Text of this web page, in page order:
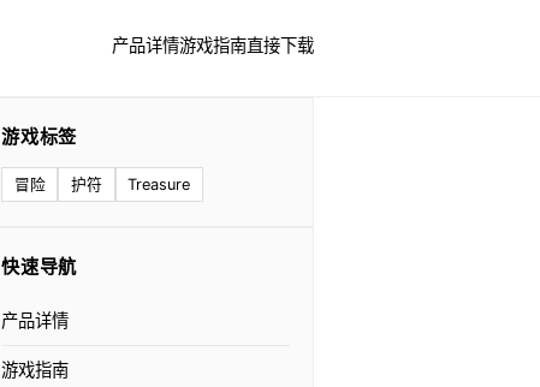
产品详情游戏指南直接下载
游戏标签
冒险 护符 Treasure
快速导航
产品详情
游戏指南